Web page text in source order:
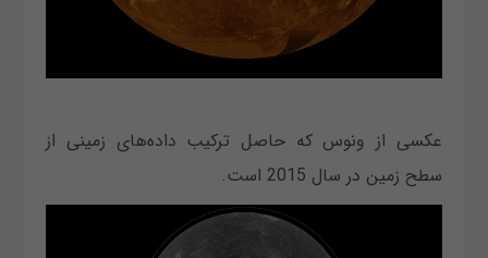
عکسی از ونوس که حاصل ترکیب داده‌های زمینی از
سطح زمین در سال 2015 است.